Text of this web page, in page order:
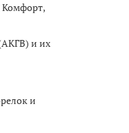
и их
и